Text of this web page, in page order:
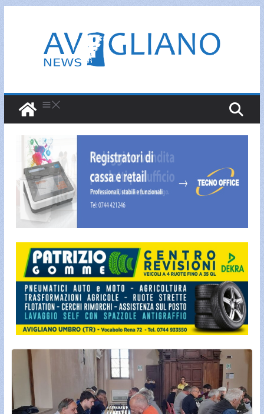
contenuto